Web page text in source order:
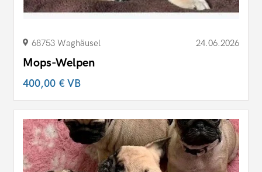
68753 Waghäusel 24.06.2026
Mops-Welpen
400,00 €VB